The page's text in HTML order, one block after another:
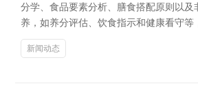
分学、食品要素分析、膳食搭配原则以
养，如养分评估、饮食指示和健康看守
新闻动态